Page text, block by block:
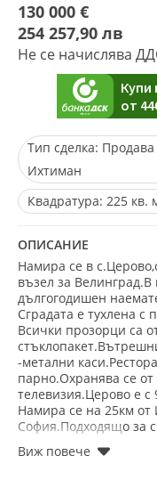
130 000 €
254 257,90 лв
Не се начислява
Тип сделка: Продава
Ихтиман
Квадратура: 225 кв.
ОПИСАНИЕ
Намира се в
възел за
дългогодишен
Сградата е тухлена с
Всички прозорци са
-метални
парно.Охранява се
телевизия.Церово е с
Намира се на 25км
София.Подходящо за